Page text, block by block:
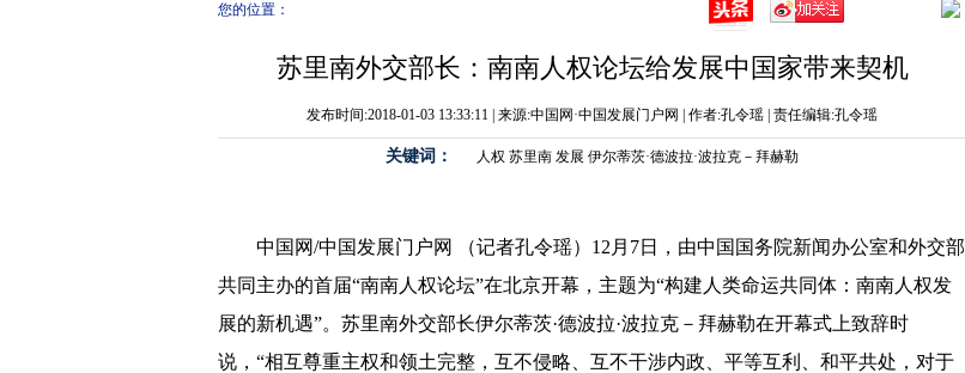
您的位置：
苏里南外交部长：南南人权论坛给发展中国家带来契机
发布时间:2018-01-03 13:33:11 | 来源:中国网·中国发展门户网 | 作者:孔令瑶 | 责任编辑:孔令瑶
关键词： 人权 苏里南 发展 伊尔蒂茨·德波拉·波拉克－拜赫勒
中国网/中国发展门户网 （记者孔令瑶）12月7日，由中国国务院新闻办公室和外交部
共同主办的首届“南南人权论坛”在北京开幕，主题为“构建人类命运共同体：南南人权发
展的新机遇”。苏里南外交部长伊尔蒂茨·德波拉·波拉克－拜赫勒在开幕式上致辞时
说，“相互尊重主权和领土完整，互不侵略、互不干涉内政、平等互利、和平共处，对于